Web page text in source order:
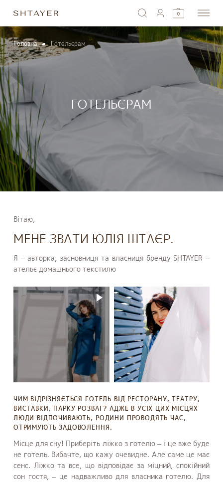
0
Головна Готельєрам
ГОТЕЛЬЄРАМ
Вітаю,
МЕНЕ ЗВАТИ ЮЛІЯ ШТАЄР.
Я – авторка, засновниця та власниця бренду SHTAYER –
ательє домашнього текстилю
ЧИМ ВІДРІЗНЯЄТЬСЯ ГОТЕЛЬ ВІД РЕСТОРАНУ, ТЕАТРУ,
ВИСТАВКИ, ПАРКУ РОЗВАГ? АДЖЕ В УСІХ ЦИХ МІСЦЯХ
ЛЮДИ ВІДПОЧИВАЮТЬ, РОДИНИ ПРОВОДЯТЬ ЧАС,
ОТРИМУЮТЬ ЗАДОВОЛЕННЯ.
Місце для сну! Приберіть ліжко з готелю – і це вже буде
не готель. Вибачте, що кажу очевидне. Але саме це має
сенс. Ліжко та все, що відповідає за міцний, спокійний
сон гостя, – це надважливо для власника готелю. Для